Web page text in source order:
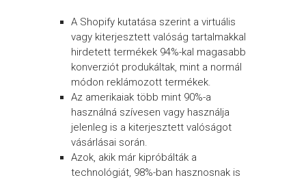
A Shopify kutatása szerint a virtuális
vagy kiterjesztett valóság tartalmakkal
hirdetett termékek 94%-kal magasabb
konverziót produkáltak, mint a normál
módon reklámozott termékek.
Az amerikaiak több mint 90%-a
használná szívesen vagy használja
jelenleg is a kiterjesztett valóságot
vásárlásai során.
Azok, akik már kipróbálták a
technológiát, 98%-ban hasznosnak is